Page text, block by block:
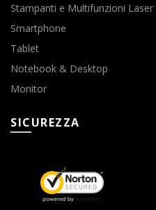
Stampanti e Multifunzioni Laser
Smartphone
Tablet
Notebook & Desktop
Monitor
SICUREZZA